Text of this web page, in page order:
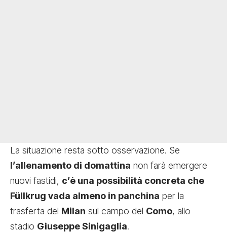
La situazione resta sotto osservazione. Se
l’allenamento di domattina non farà emergere
nuovi fastidi, c’è una possibilità concreta che
Füllkrug vada almeno in panchina per la
trasferta del Milan sul campo del Como, allo
stadio Giuseppe Sinigaglia.